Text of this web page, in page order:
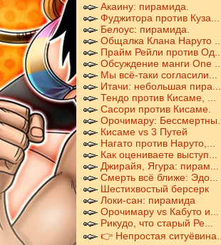
Акаину: пирамида.
Фуджитора против Куза...
Белоус: пирамида.
Общалка Клана Наруто ...
Прайм Рейли против Од...
Обсуждение манги One ...
Мы всё-таки согласили...
Итачи: небольшая пира...
Тендо против Кисаме, ...
Сасори против Кисаме.
Орочимару: Бессмертны...
Кисаме vs 3 Путей
Нагато против Наруто,...
Как оцениваете выступ...
Джирайя, Ягура: пирам...
Смерть всё ближе: Эдо...
Шестихвостый берсерк
Локи-сан: пирамида
Орочимару vs Кабуто и...
Рикудо, что старый Ре...
👉 Непростая ситуёвина...